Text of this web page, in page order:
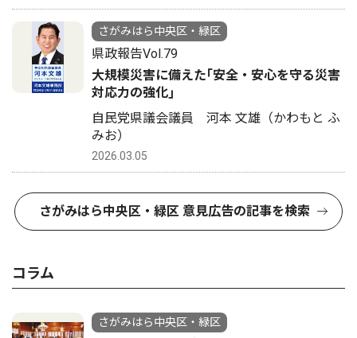
さがみはら中央区・緑区
県政報告Vol.79
大規模災害に備えた｢安全・安心を守る災害
対応力の強化｣
自民党県議会議員 河本 文雄（かわもと ふ
みお）
2026.03.05
さがみはら中央区・緑区 意見広告の記事を検索
コラム
さがみはら中央区・緑区